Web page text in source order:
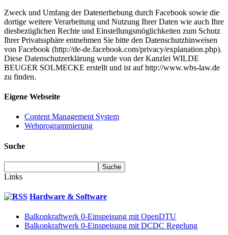
Zweck und Umfang der Datenerhebung durch Facebook sowie die
dortige weitere Verarbeitung und Nutzung Ihrer Daten wie auch Ihre
diesbezüglichen Rechte und Einstellungsmöglichkeiten zum Schutz
Ihrer Privatssphäre entnehmen Sie bitte den Datenschutzhinweisen
von Facebook (http://de-de.facebook.com/privacy/explanation.php).
Diese Datenschutzerklärung wurde von der Kanzlei WILDE
BEUGER SOLMECKE erstellt und ist auf http://www.wbs-law.de
zu finden.
Eigene Webseite
Content Management System
Webprogrammierung
Suche
Links
Hardware & Software
Balkonkraftwerk 0-Einspeisung mit OpenDTU
Balkonkraftwerk 0-Einspeisung mit DCDC Regelung